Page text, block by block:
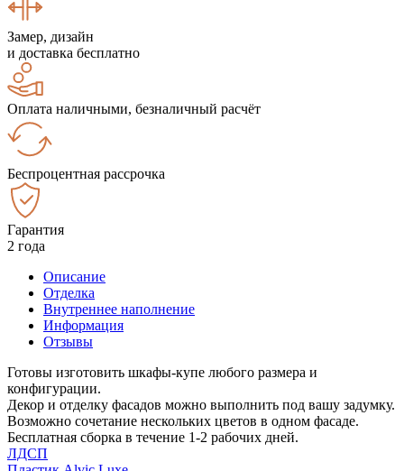
Замер, дизайн
и доставка бесплатно
Оплата наличными, безналичный расчёт
Беспроцентная рассрочка
Гарантия
2 года
Описание
Отделка
Внутреннее наполнение
Информация
Отзывы
Готовы изготовить шкафы-купе любого размера и
конфигурации.
Декор и отделку фасадов можно выполнить под вашу задумку.
Возможно сочетание нескольких цветов в одном фасаде.
Бесплатная сборка в течение 1-2 рабочих дней.
ЛДСП